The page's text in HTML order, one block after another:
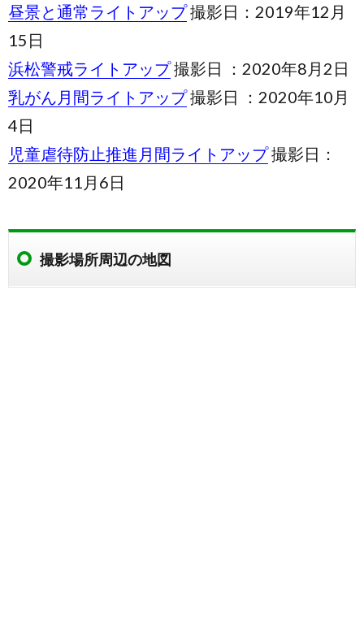
昼景と通常ライトアップ撮影日：2019年12月
15日
浜松警戒ライトアップ撮影日 ：2020年8月2日
乳がん月間ライトアップ撮影日 ：2020年10月
4日
児童虐待防止推進月間ライトアップ撮影日：
2020年11月6日
撮影場所周辺の地図